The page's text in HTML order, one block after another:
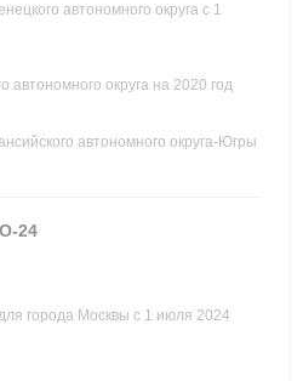
автономного округа с 1
автономного округа на 2020 год
автономного округа-Югры
24
города Москвы с 1 июля 2024